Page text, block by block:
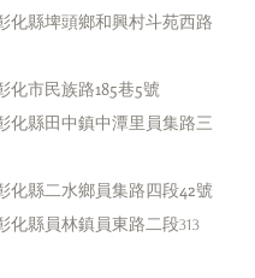
化縣埤頭鄉和興村斗苑西路
化市民族路185巷5號
化縣田中鎮中潭里員集路三
化縣二水鄉員集路四段42號
化縣員林鎮員東路二段313